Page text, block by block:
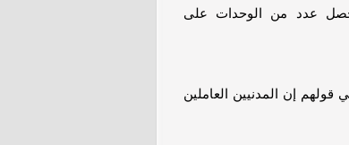
عدد من الوحدات على
إن المدنيين العاملين